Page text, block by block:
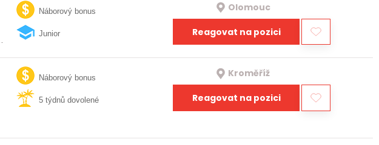
Náborový bonus
Junior
Olomouc
Reagovat na pozici
Náborový bonus
5 týdnů dovolené
Kroměříž
Reagovat na pozici